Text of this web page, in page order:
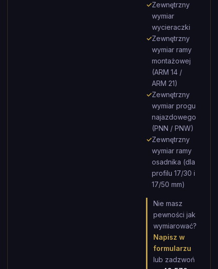
✓Zewnętrzny
wymiar
wycieraczki
✓Zewnętrzny
wymiar ramy
montażowej
(ARM 14 /
ARM 21)
✓Zewnętrzny
wymiar progu
najazdowego
(PNN / PNW)
✓Zewnętrzny
wymiar ramy
osadnika (dla
profilu 17/30 i
17/50 mm)
Nie masz
pewności jak
wymiarować?
Napisz w
formularzu
lub zadzwoń